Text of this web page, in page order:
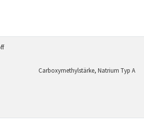
Carboxymethylstärke, Natrium Typ A